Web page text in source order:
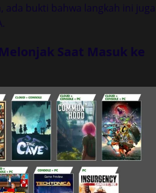
ada bukti bahwa langkah ini juga
Saat Masuk ke